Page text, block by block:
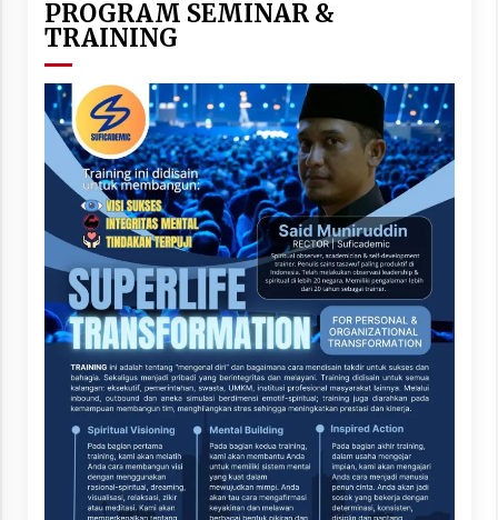
PROGRAM SEMINAR &
TRAINING